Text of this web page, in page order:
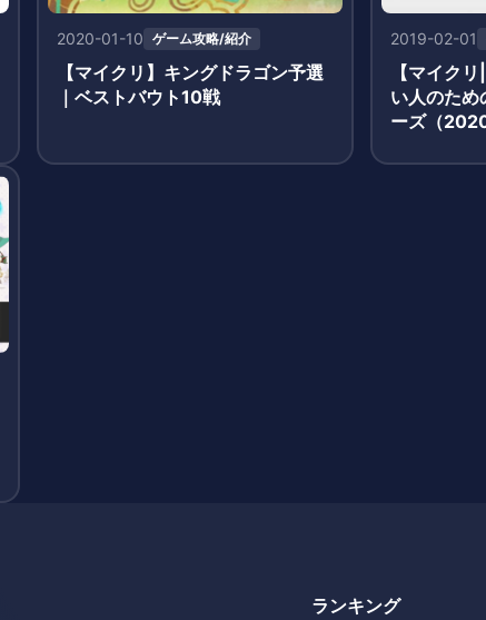
2020-01-10 ゲーム攻略/紹介
【マイクリ】キングドラゴン予選
｜ベストバウト10戦
2019-02-01
【マイク
い人のため
ーズ（
ランキング